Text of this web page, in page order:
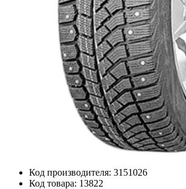
Код производителя: 3151026
Код товара: 13822